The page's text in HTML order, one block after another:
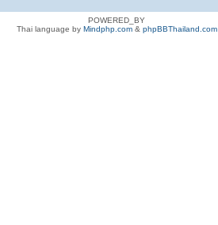
POWERED_BY
Thai language by Mindphp.com& phpBBThailand.com